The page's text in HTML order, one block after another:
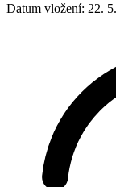
Datum vložení: 22.